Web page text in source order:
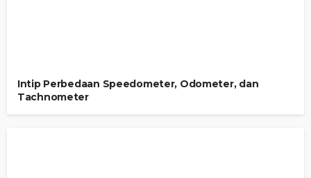
Intip Perbedaan Speedometer, Odometer, dan
Tachnometer